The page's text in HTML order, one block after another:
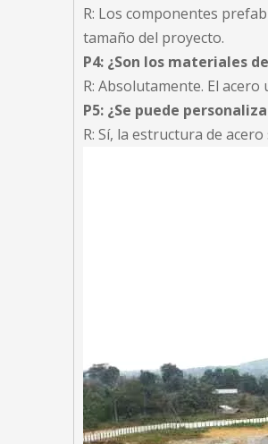
R: Los componentes
tamaño del proyecto.
P4: ¿Son los materiales
R: Absolutamente. El
P5: ¿Se puede
R: Sí, la estructura de